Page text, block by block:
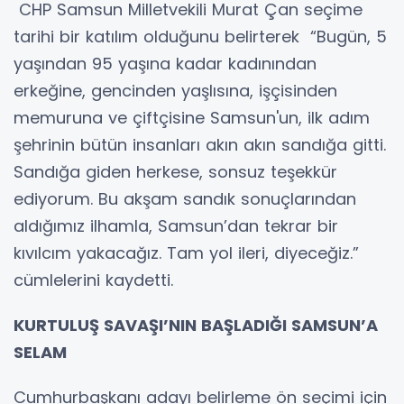
CHP Samsun Milletvekili Murat Çan seçime
tarihi bir katılım olduğunu belirterek “Bugün, 5
yaşından 95 yaşına kadar kadınından
erkeğine, gencinden yaşlısına, işçisinden
memuruna ve çiftçisine Samsun'un, ilk adım
şehrinin bütün insanları akın akın sandığa gitti.
Sandığa giden herkese, sonsuz teşekkür
ediyorum. Bu akşam sandık sonuçlarından
aldığımız ilhamla, Samsun’dan tekrar bir
kıvılcım yakacağız. Tam yol ileri, diyeceğiz.”
cümlelerini kaydetti.
KURTULUŞ SAVAŞI’NIN BAŞLADIĞI SAMSUN’A
SELAM
Cumhurbaşkanı adayı belirleme ön seçimi için